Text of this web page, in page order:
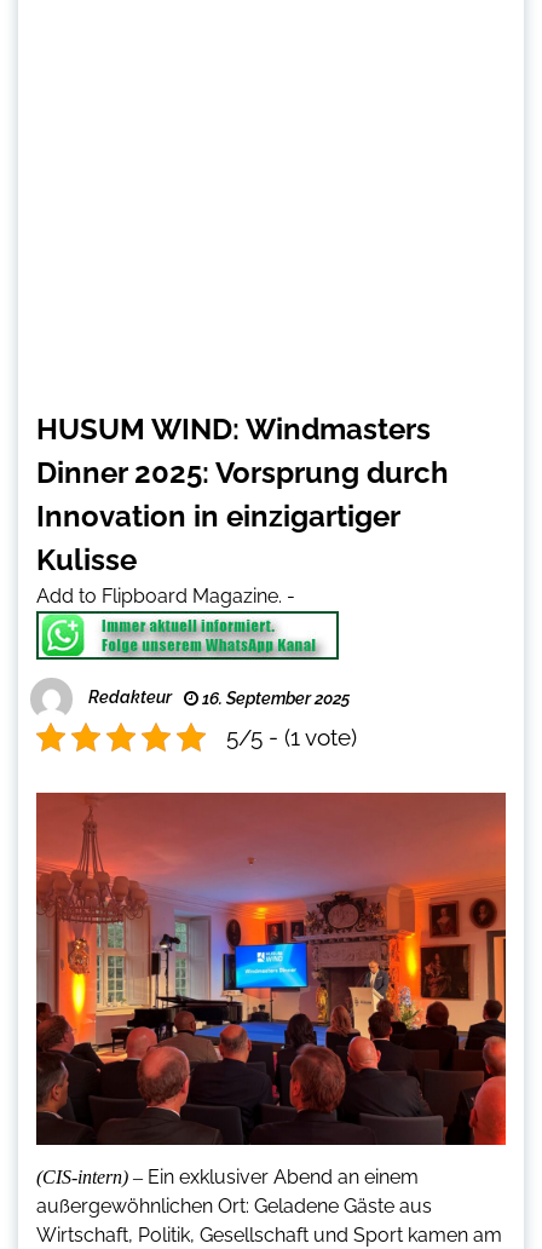
HUSUM WIND: Windmasters
Dinner 2025: Vorsprung durch
Innovation in einzigartiger
Kulisse
Add to Flipboard Magazine. -
Redakteur 16. September 2025
5/5 - (1 vote)
(CIS-intern) – Ein exklusiver Abend an einem
außergewöhnlichen Ort: Geladene Gäste aus
Wirtschaft, Politik, Gesellschaft und Sport kamen am